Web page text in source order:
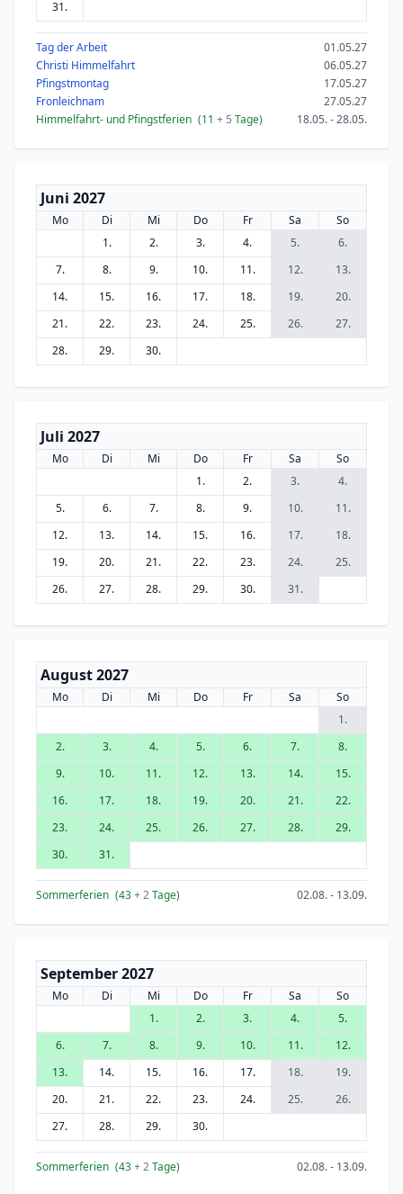
31.
Tag der Arbeit
01.05.27
Christi Himmelfahrt
06.05.27
Pfingstmontag
17.05.27
Fronleichnam
27.05.27
Himmelfahrt- und Pfingstferien (11 + 5 Tage) 18.05. - 28.05.
Juni 2027
Mo Di Mi Do Fr Sa
So
1.
2. 3. 4. 5.
6.
7.
8. 9. 10. 11. 12.
13.
14.
15. 16. 17. 18. 19.
20.
21.
22. 23. 24. 25. 26.
27.
28.
29. 30.
Juli 2027
Mo Di Mi Do Fr Sa
So
1.
2. 3.
4.
5.
6. 7. 8. 9. 10.
11.
12.
13. 14. 15. 16. 17.
18.
19.
20. 21. 22. 23. 24.
25.
26.
27. 28. 29. 30. 31.
August 2027
Mo Di Mi Do Fr Sa
So
1.
2.
3. 4. 5. 6. 7.
8.
9.
10. 11. 12. 13. 14.
15.
16.
17. 18. 19. 20. 21.
22.
23.
24. 25. 26. 27. 28.
29.
30.
31.
Sommerferien (43+ 2Tage) 02.08. - 13.09.
September 2027
Mo Di Mi Do Fr Sa
So
1.
2. 3. 4.
5.
6.
7. 8. 9. 10. 11.
12.
13.
14. 15. 16. 17. 18.
19.
20.
21. 22. 23. 24. 25.
26.
27.
28. 29. 30.
Sommerferien (43+ 2Tage) 02.08. - 13.09.